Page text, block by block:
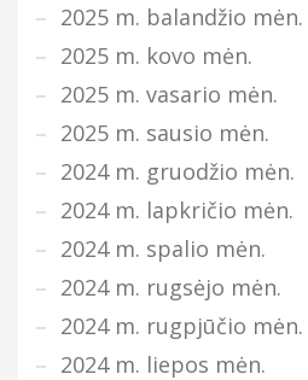
2025 m. balandžio mėn.
2025 m. kovo mėn.
2025 m. vasario mėn.
2025 m. sausio mėn.
2024 m. gruodžio mėn.
2024 m. lapkričio mėn.
2024 m. spalio mėn.
2024 m. rugsėjo mėn.
2024 m. rugpjūčio mėn.
2024 m. liepos mėn.